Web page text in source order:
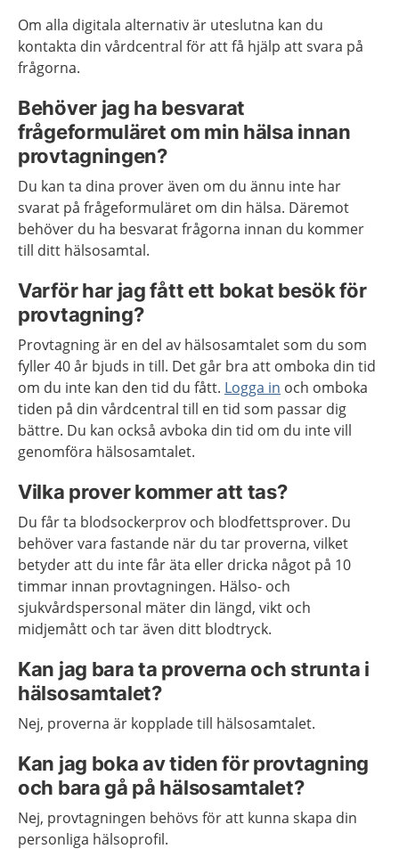
Om alla digitala alternativ är uteslutna kan du
kontakta din vårdcentral för att få hjälp att svara på
frågorna.
Behöver jag ha besvarat
frågeformuläret om min hälsa innan
provtagningen?
Du kan ta dina prover även om du ännu inte har
svarat på frågeformuläret om din hälsa. Däremot
behöver du ha besvarat frågorna innan du kommer
till ditt hälsosamtal.
Varför har jag fått ett bokat besök för
provtagning?
Provtagning är en del av hälsosamtalet som du som
fyller 40 år bjuds in till. Det går bra att omboka din tid
om du inte kan den tid du fått. Logga in och omboka
tiden på din vårdcentral till en tid som passar dig
bättre. Du kan också avboka din tid om du inte vill
genomföra hälsosamtalet.
Vilka prover kommer att tas?
Du får ta blodsockerprov och blodfettsprover. Du
behöver vara fastande när du tar proverna, vilket
betyder att du inte får äta eller dricka något på 10
timmar innan provtagningen. Hälso- och
sjukvårdspersonal mäter din längd, vikt och
midjemått och tar även ditt blodtryck.
Kan jag bara ta proverna och strunta i
hälsosamtalet?
Nej, proverna är kopplade till hälsosamtalet.
Kan jag boka av tiden för provtagning
och bara gå på hälsosamtalet?
Nej, provtagningen behövs för att kunna skapa din
personliga hälsoprofil.